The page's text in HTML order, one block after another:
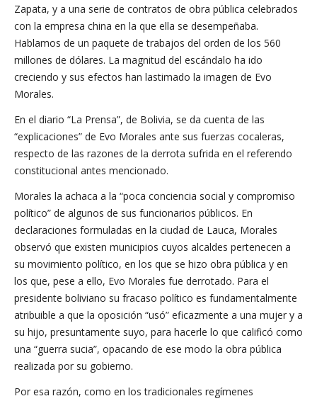
Zapata, y a una serie de contratos de obra pública celebrados
con la empresa china en la que ella se desempeñaba.
Hablamos de un paquete de trabajos del orden de los 560
millones de dólares. La magnitud del escándalo ha ido
creciendo y sus efectos han lastimado la imagen de Evo
Morales.
En el diario “La Prensa”, de Bolivia, se da cuenta de las
“explicaciones” de Evo Morales ante sus fuerzas cocaleras,
respecto de las razones de la derrota sufrida en el referendo
constitucional antes mencionado.
Morales la achaca a la “poca conciencia social y compromiso
político” de algunos de sus funcionarios públicos. En
declaraciones formuladas en la ciudad de Lauca, Morales
observó que existen municipios cuyos alcaldes pertenecen a
su movimiento político, en los que se hizo obra pública y en
los que, pese a ello, Evo Morales fue derrotado. Para el
presidente boliviano su fracaso político es fundamentalmente
atribuible a que la oposición “usó” eficazmente a una mujer y a
su hijo, presuntamente suyo, para hacerle lo que calificó como
una “guerra sucia”, opacando de ese modo la obra pública
realizada por su gobierno.
Por esa razón, como en los tradicionales regímenes